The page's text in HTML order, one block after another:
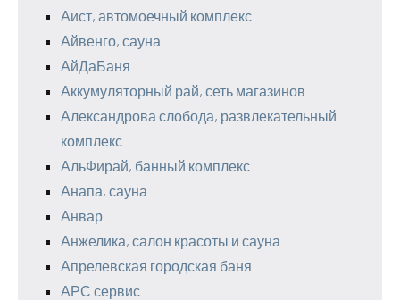
Аист, автомоечный комплекс
Айвенго, сауна
АйДаБаня
Аккумуляторный рай, сеть магазинов
Александрова слобода, развлекательный
комплекс
АльФирай, банный комплекс
Анапа, сауна
Анвар
Анжелика, салон красоты и сауна
Апрелевская городская баня
АРС сервис